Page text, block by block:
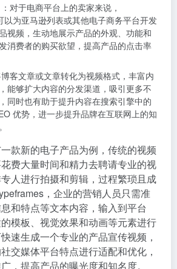
：对于电商平台上的卖家来说，
以为亚马逊列表或其他电子商务平台开发
视频，生动地展示产品的外观、功能和
消费者的购买欲望，提高产品的点击率
博客文章或文章转化为视频格式，丰富内
能够扩大内容的分发渠道，吸引更多不
同时也有助于提升内容在搜索引擎中的
优势，进一步提升品牌在互联网上的知
款新的电子产品为例，传统的视频
费大量时间和精力去聘请专业的视
人进行拍摄和剪辑，过程繁琐且成
，企业的营销人员只需准
和特点等文本内容，输入到平台
模板、视觉效果和动画等元素进行
速生成一个专业的产品宣传视频，
交媒体平台特点进行适配和优化，
，提高产品的曝光度和知名度。